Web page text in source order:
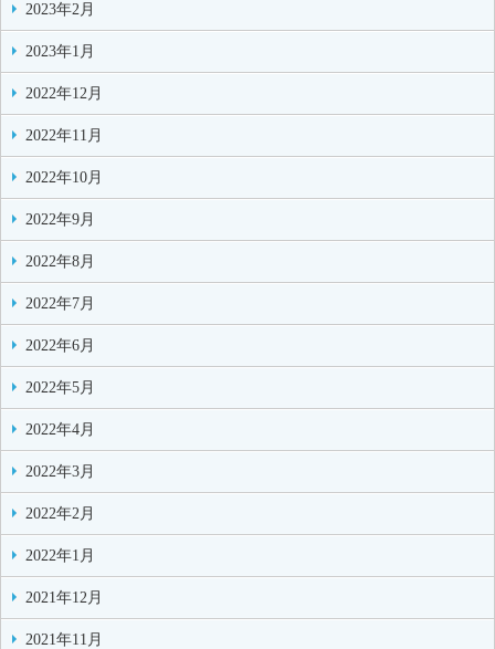
2023年2月
2023年1月
2022年12月
2022年11月
2022年10月
2022年9月
2022年8月
2022年7月
2022年6月
2022年5月
2022年4月
2022年3月
2022年2月
2022年1月
2021年12月
2021年11月